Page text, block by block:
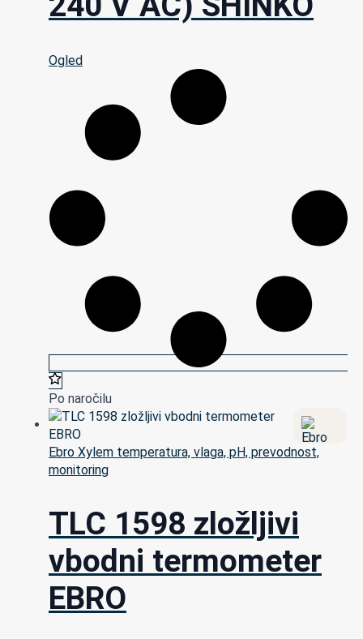
Ogled
Po naročilu
Ebro Xylem temperatura, vlaga, pH, prevodnost,
monitoring
TLC 1598 zložljivi
vbodni termometer
EBRO